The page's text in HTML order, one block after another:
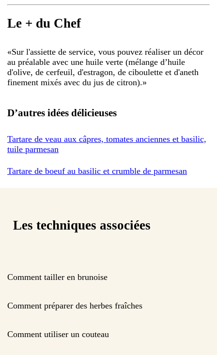
Le + du Chef
«Sur l'assiette de service, vous pouvez réaliser un décor
au préalable avec une huile verte (mélange d’huile
d'olive, de cerfeuil, d'estragon, de ciboulette et d'aneth
finement mixés avec du jus de citron).»
D’autres idées délicieuses
Tartare de veau aux câpres, tomates anciennes et basilic,
tuile parmesan
Tartare de boeuf au basilic et crumble de parmesan
Les techniques associées
Comment tailler en brunoise
Comment préparer des herbes fraîches
Comment utiliser un couteau